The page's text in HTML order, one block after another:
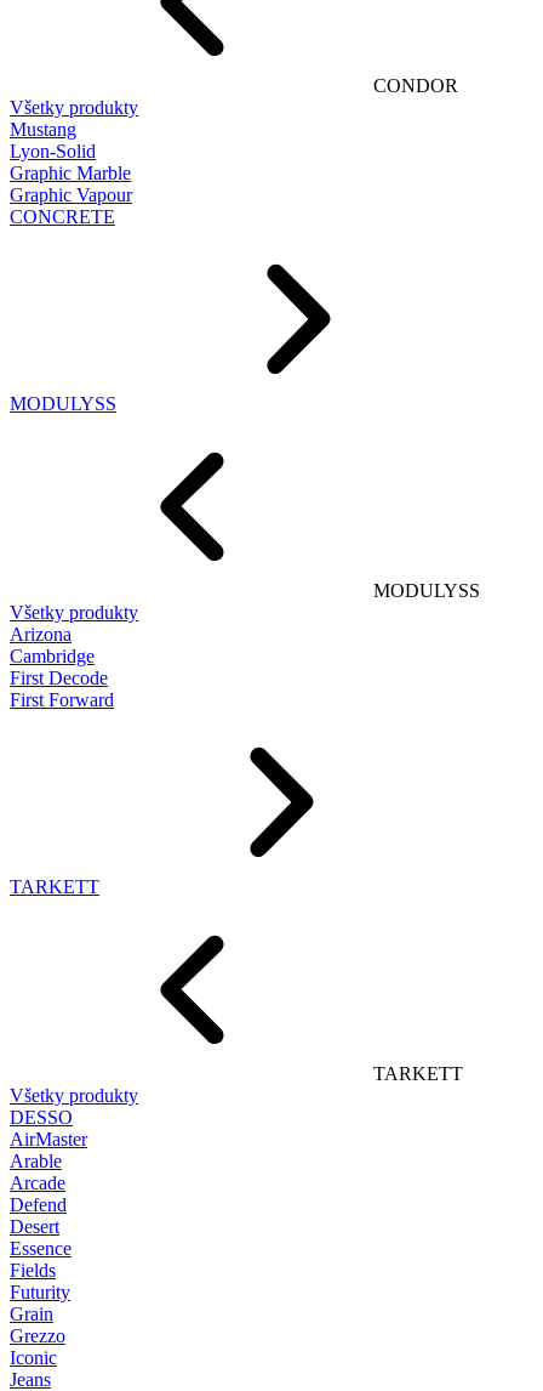
CONDOR
Všetky produkty
Mustang
Lyon-Solid
Graphic Marble
Graphic Vapour
CONCRETE
MODULYSS
MODULYSS
Všetky produkty
Arizona
Cambridge
First Decode
First Forward
TARKETT
TARKETT
Všetky produkty
DESSO
AirMaster
Arable
Arcade
Defend
Desert
Essence
Fields
Futurity
Grain
Grezzo
Iconic
Jeans